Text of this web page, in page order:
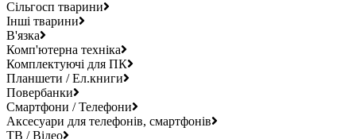
Сільгосп тварини
Інші тварини
В'язка
Комп'ютерна техніка
Комплектуючі для ПК
Планшети / Ел.книги
Повербанки
Смартфони / Телефони
Аксесуари для телефонів, смартфонів
ТВ / Відео